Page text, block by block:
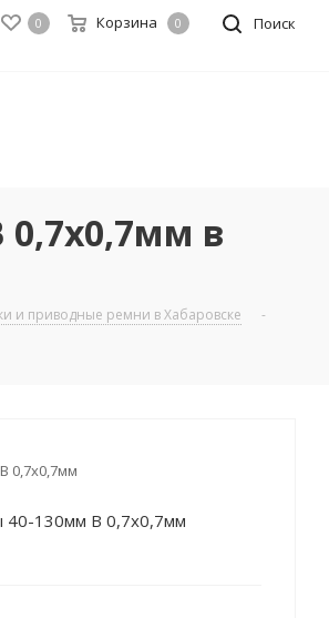
Поиск
0 Корзина 0
0,7x0,7мм в
и приводные ремни в Хабаровске
-
В 0,7x0,7мм
40-130мм В 0,7x0,7мм